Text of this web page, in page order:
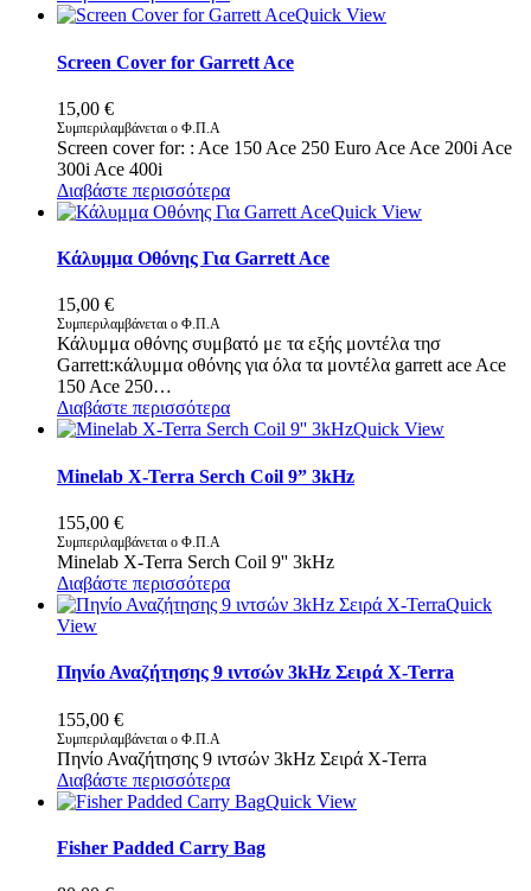
Quick View
Screen Cover for Garrett Ace
15,00 €
Συμπεριλαμβάνεται ο Φ.Π.Α
Screen cover for: : Ace 150 Ace 250 Euro Ace Ace 200i Ace
300i Ace 400i
Διαβάστε περισσότερα
Quick View
Κάλυμμα Οθόνης Για Garrett Ace
15,00 €
Συμπεριλαμβάνεται ο Φ.Π.Α
Κάλυμμα οθόνης συμβατό με τα εξής μοντέλα τησ
Garrett:κάλυμμα οθόνης για όλα τα μοντέλα garrett ace Ace
150 Ace 250…
Διαβάστε περισσότερα
Quick View
Minelab X-Terra Serch Coil 9” 3kHz
155,00 €
Συμπεριλαμβάνεται ο Φ.Π.Α
Minelab X-Terra Serch Coil 9'' 3kHz
Διαβάστε περισσότερα
Quick
View
Πηνίο Αναζήτησης 9 ιντσών 3kHz Σειρά X-Terra
155,00 €
Συμπεριλαμβάνεται ο Φ.Π.Α
Πηνίο Αναζήτησης 9 ιντσών 3kHz Σειρά X-Terra
Διαβάστε περισσότερα
Quick View
Fisher Padded Carry Bag